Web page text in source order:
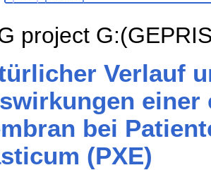
project
Verlauf
einer
bei
(PXE)